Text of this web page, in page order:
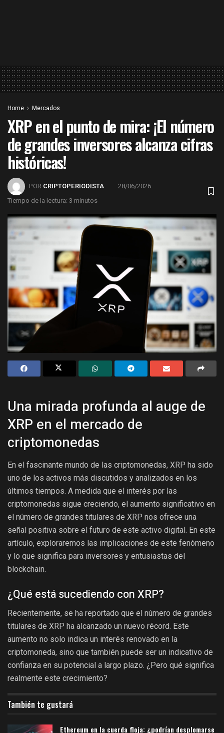
Home Mercados
XRP en el punto de mira: ¡El número
de grandes inversores alcanza cifras
históricas!
POR CRIPTOPERIODISTA
28/06/2026
Tiempo de la lectura: 3 minutos
Una mirada profunda al auge de
XRP en el mercado de
criptomonedas
En el fascinante mundo de las criptomonedas, XRP ha sido
uno de los activos más discutidos y analizados en los
últimos tiempos. A medida que el interés por las
criptomonedas sigue creciendo, el aumento significativo en
el número de grandes titulares de XRP nos ofrece una
señal positiva sobre el futuro de este activo digital. En este
artículo, exploraremos las implicaciones de este fenómeno
y lo que significa para inversores y entusiastas del
blockchain.
¿Qué está sucediendo con XRP?
Recientemente, se ha reportado que el número de grandes
titulares de XRP ha alcanzado un nuevo récord. Este
aumento no solo indica un interés renovado en la
criptomoneda, sino que también puede ser un indicativo de
confianza en su potencial a largo plazo. ¿Pero qué significa
realmente este crecimiento?
También te gustará
Ethereum en la cuerda floja: ¿podrían desplomarse